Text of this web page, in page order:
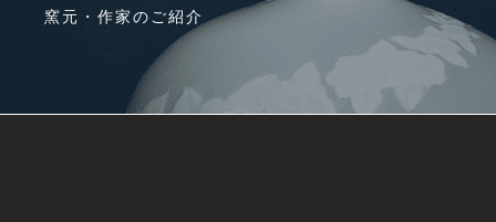
窯元・作家のご紹介